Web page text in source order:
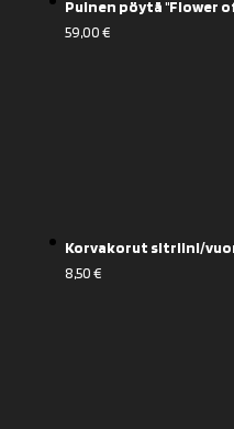
Puinen pöytä "Flower
59,00€
Korvakorut sitriini/
8,50€